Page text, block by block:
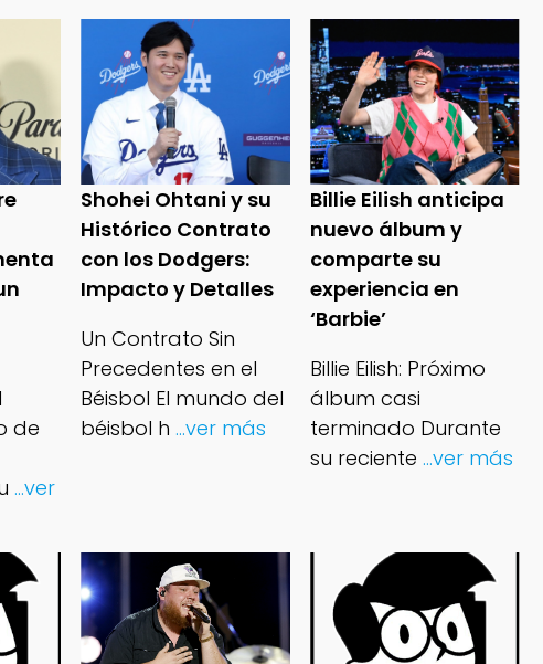
de
...ver
Shohei Ohtani y su
Histórico Contrato
con los Dodgers:
Impacto y Detalles
Un Contrato Sin
Precedentes en el
Béisbol El mundo del
béisbol h ...ver más
Billie Eilish anticipa
nuevo álbum y
comparte su
experiencia en
‘Barbie’
Billie Eilish: Próximo
álbum casi
terminado Durante
su reciente...ver más